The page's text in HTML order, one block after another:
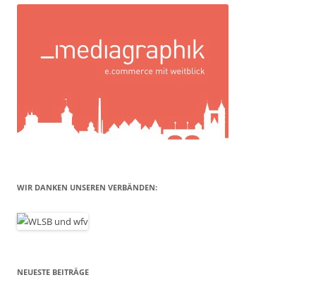
WIR DANKEN UNSEREN VERBÄNDEN:
NEUESTE BEITRÄGE